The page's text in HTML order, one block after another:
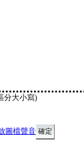
分大小寫)
圖檔聲音